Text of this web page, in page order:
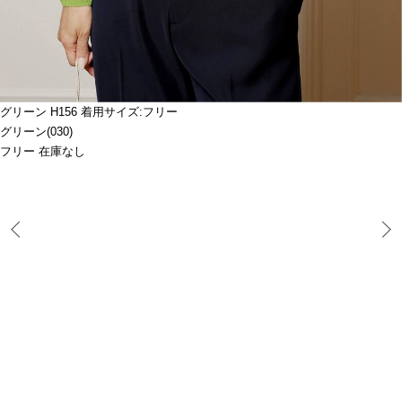
グリーン H156 着用サイズ:フリー
グリーン(030)
フリー 在庫なし